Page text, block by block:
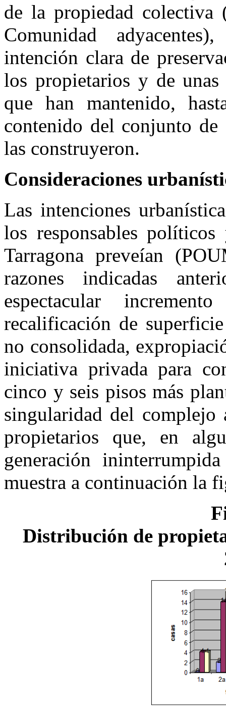
de la propiedad colectiva
Comunidad
intención clara de
los propietarios y de unas
que han mantenido,
contenido del conjunto de
las construyeron.
Consideraciones
Las intenciones
los responsables
Tarragona preveían
razones indicadas
espectacular
recalificación de
no consolidada,
iniciativa privada para
cinco y seis pisos más
singularidad del complejo
propietarios que, en
generación
muestra a continuación la
Distribución de